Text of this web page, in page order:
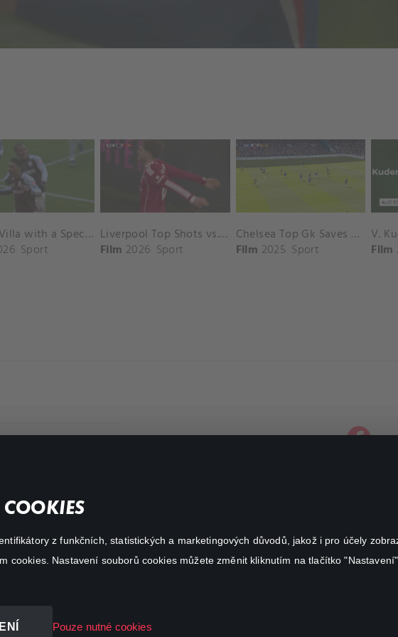
z funkčních, statistických a marketingových důvodů, jakož i pro účely
cookies. Nastavení souborů cookies můžete změnit kliknutím na tlačítko
Pouze nutné cookies
Aston Villa with a Spectacular Goal vs. Nottingham Forest
Sport
Liverpool Top Shots vs. Fulham
Film 2026 Sport
Chelsea Top Gk Saves vs. Crystal Palace
Film 2025 Sport
Film
facebook
Canal+ Luxembourg